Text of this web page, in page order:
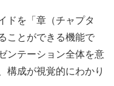
ドを「章（チャプタ
ことができる機能で
ンテーション全体を意
構成が視覚的にわかり